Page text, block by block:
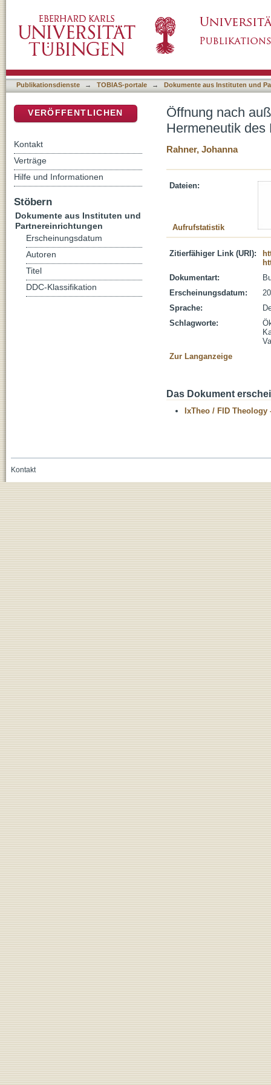
Publikationsdienste → TOBIAS-portale → Dokumente aus Instituten und
Öffnung nach
Hermeneutik des
Rahner, Johanna
Dateien:
Aufrufstatistik
Zitierfähiger Link (URI):
Dokumentart:
Erscheinungsdatum:
Sprache:
Schlagworte:
Zur Langanzeige
Das Dokument
IxTheo / FID Theology
VERÖFFENTLICHEN
Kontakt
Verträge
Hilfe und Informationen
Stöbern
Dokumente aus Instituten und
Partnereinrichtungen
Erscheinungsdatum
Autoren
Titel
DDC-Klassifikation
Kontakt